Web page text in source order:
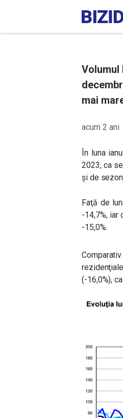
Volumul
mai
acum 2 ani
În luna
2023, ca
şi de
Faţă de
-14,7%,
-15,0%.
(-16,0%),